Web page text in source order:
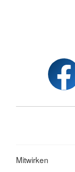
Mitwirken